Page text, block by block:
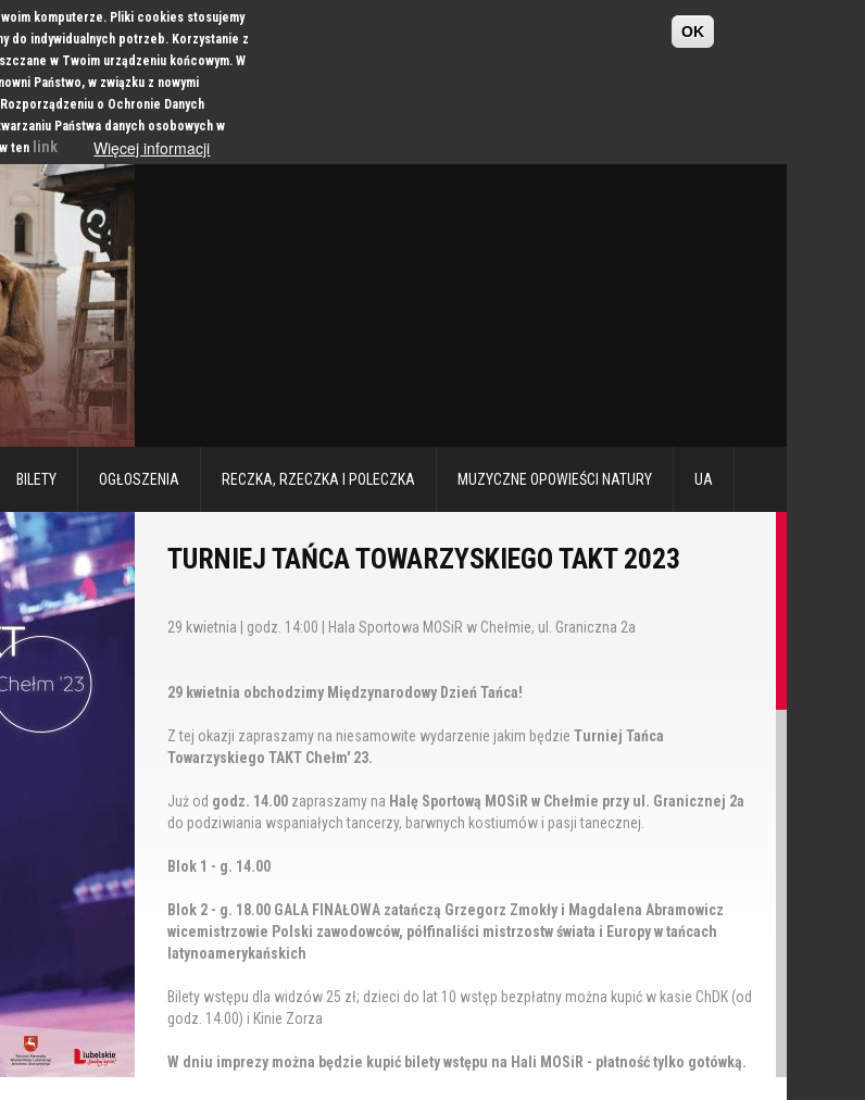
komputerze. Pliki cookies stosujemy
do indywidualnych potrzeb. Korzystanie z
w Twoim urządzeniu końcowym. W
Państwo, w związku z nowymi
o Ochronie Danych
Państwa danych osobowych w
ten link Więcej informacji
OK
BILETY OGŁOSZENIA RECZKA, RZECZKA I POLECZKA MUZYCZNE OPOWIEŚCI NATURY UA
TURNIEJ TAŃCA TOWARZYSKIEGO TAKT 2023
29 kwietnia | godz. 14:00 | Hala Sportowa MOSiR w Chełmie, ul. Graniczna 2a
29 kwietnia obchodzimy Międzynarodowy Dzień Tańca!
Z tej okazji zapraszamy na niesamowite wydarzenie jakim będzie Turniej Tańca
Towarzyskiego TAKT Chełm' 23.
Już od godz. 14.00 zapraszamy na Halę Sportową MOSiR w Chełmie przy ul. Granicznej 2a
do podziwiania wspaniałych tancerzy, barwnych kostiumów i pasji tanecznej.
Blok 1 - g. 14.00
Blok 2 - g. 18.00 GALA FINAŁOWA zatańczą Grzegorz Zmokły i Magdalena Abramowicz
wicemistrzowie Polski zawodowców, półfinaliści mistrzostw świata i Europy w tańcach
latynoamerykańskich
Bilety wstępu dla widzów 25 zł; dzieci do lat 10 wstęp bezpłatny można kupić w kasie ChDK (od
godz. 14.00) i Kinie Zorza
W dniu imprezy można będzie kupić bilety wstępu na Hali MOSiR - płatność tylko gotówką.